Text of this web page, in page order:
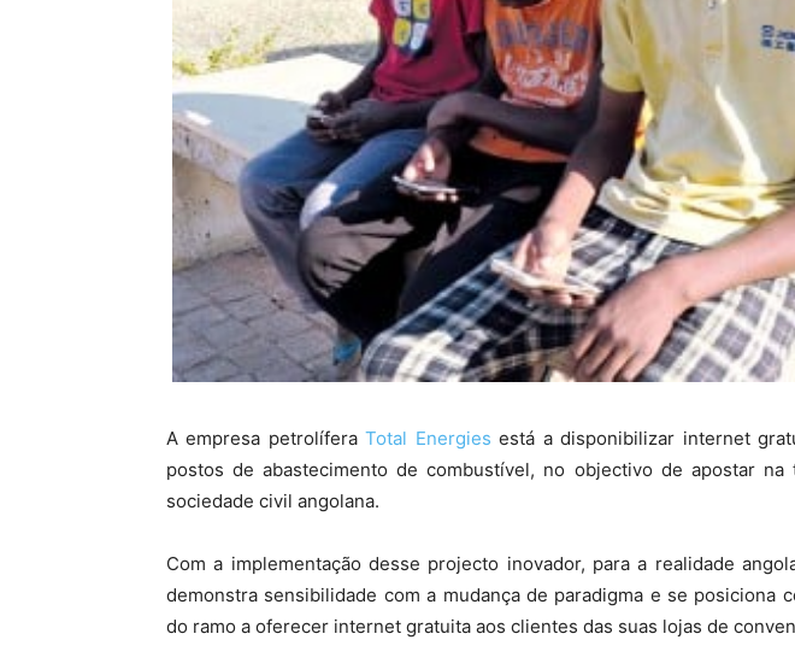
A empresa petrolíferaTotal Energies está a disponibilizar internet
postos de abastecimento de combustível, no objectivo de apostar na
sociedade civil angolana.
Com a implementação desse projecto inovador, para a realidade
demonstra sensibilidade com a mudança de paradigma e se posiciona
do ramo a oferecer internet gratuita aos clientes das suas lojas de